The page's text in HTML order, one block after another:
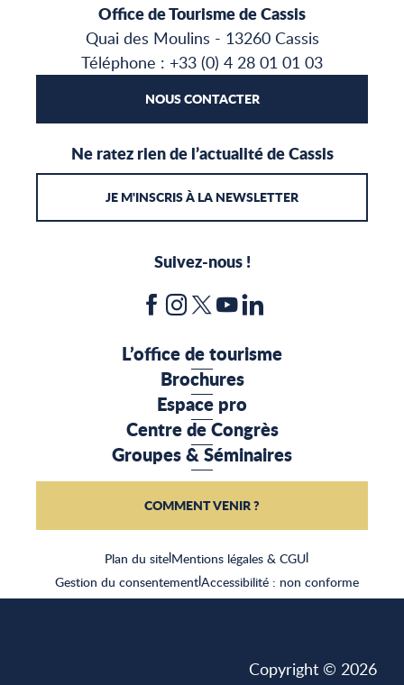
Office de Tourisme de Cassis
Quai des Moulins - 13260 Cassis
Téléphone : +33 (0) 4 28 01 01 03
NOUS CONTACTER
Ne ratez rien de l’actualité de Cassis
JE M'INSCRIS À LA NEWSLETTER
Suivez-nous !
Plan du site|Mentions légales & CGU|
Gestion du consentement|Accessibilité : non conforme
L’office de tourisme
Brochures
Espace pro
Centre de Congrès
Groupes & Séminaires
COMMENT VENIR ?
Copyright © 2026